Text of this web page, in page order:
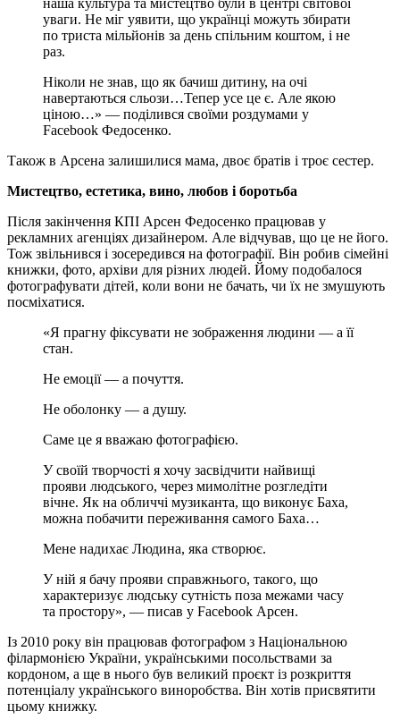
наша культура та мистецтво були в центрі світової
уваги. Не міг уявити, що українці можуть збирати
по триста мільйонів за день спільним коштом, і не
раз.
Ніколи не знав, що як бачиш дитину, на очі
навертаються сльози…Тепер усе це є. Але якою
ціною…» — поділився своїми роздумами у
Facebook Федосенко.
Також в Арсена залишилися мама, двоє братів і троє сестер.
Мистецтво, естетика, вино, любов і боротьба
Після закінчення КПІ Арсен Федосенко працював у
рекламних агенціях дизайнером. Але відчував, що це не його.
Тож звільнився і зосередився на фотографії. Він робив сімейні
книжки, фото, архіви для різних людей. Йому подобалося
фотографувати дітей, коли вони не бачать, чи їх не змушують
посміхатися.
«Я прагну фіксувати не зображення людини — а її
стан.
Не емоції — а почуття.
Не оболонку — а душу.
Саме це я вважаю фотографією.
У своїй творчості я хочу засвідчити найвищі
прояви людського, через мимолітне розгледіти
вічне. Як на обличчі музиканта, що виконує Баха,
можна побачити переживання самого Баха…
Мене надихає Людина, яка створює.
У ній я бачу прояви справжнього, такого, що
характеризує людську сутність поза межами часу
та простору», — писав у Facebook Арсен.
Із 2010 року він працював фотографом з Національною
філармонією України, українськими посольствами за
кордоном, а ще в нього був великий проєкт із розкриття
потенціалу українського виноробства. Він хотів присвятити
цьому книжку.